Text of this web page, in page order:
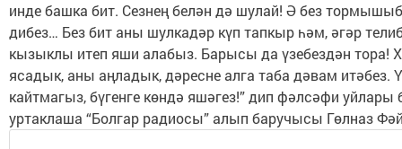
инде башка бит. Сезнең белән дә шулай! Ә без
дибез… Без бит аны шулкадәр күп тапкыр һәм, әгәр
кызыклы итеп яши алабыз. Барысы да үзебездән тора!
ясадык, аны аңладык, дәресне алга таба дәвам итәбез.
кайтмагыз, бүгенге көндә яшәгез!” дип фәлсәфи уйлары
уртаклаша “Болгар радиосы” алып баручысы Гөлназ